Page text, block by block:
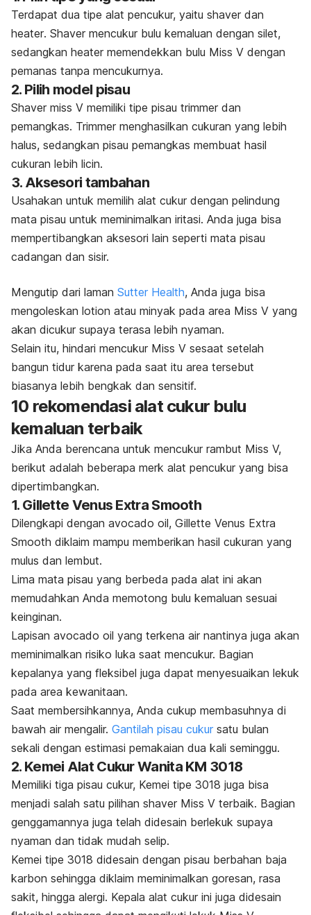
Terdapat dua tipe alat pencukur, yaitu shaver dan
heater. Shaver mencukur bulu kemaluan dengan silet,
sedangkan heater memendekkan bulu Miss V dengan
pemanas tanpa mencukurnya.
2. Pilih model pisau
Shaver miss V memiliki tipe pisau trimmer dan
pemangkas. Trimmer menghasilkan cukuran yang lebih
halus, sedangkan pisau pemangkas membuat hasil
cukuran lebih licin.
3. Aksesori tambahan
Usahakan untuk memilih alat cukur dengan pelindung
mata pisau untuk meminimalkan iritasi. Anda juga bisa
mempertibangkan aksesori lain seperti mata pisau
cadangan dan sisir.
Mengutip dari laman Sutter Health, Anda juga bisa
mengoleskan lotion atau minyak pada area Miss V yang
akan dicukur supaya terasa lebih nyaman.
Selain itu, hindari mencukur Miss V sesaat setelah
bangun tidur karena pada saat itu area tersebut
biasanya lebih bengkak dan sensitif.
10 rekomendasi alat cukur bulu
kemaluan terbaik
Jika Anda berencana untuk mencukur rambut Miss V,
berikut adalah beberapa merk alat pencukur yang bisa
dipertimbangkan.
1. Gillette Venus Extra Smooth
Dilengkapi dengan avocado oil, Gillette Venus Extra
Smooth diklaim mampu memberikan hasil cukuran yang
mulus dan lembut.
Lima mata pisau yang berbeda pada alat ini akan
memudahkan Anda memotong bulu kemaluan sesuai
keinginan.
Lapisan avocado oil yang terkena air nantinya juga akan
meminimalkan risiko luka saat mencukur. Bagian
kepalanya yang fleksibel juga dapat menyesuaikan lekuk
pada area kewanitaan.
Saat membersihkannya, Anda cukup membasuhnya di
bawah air mengalir. Gantilah pisau cukur satu bulan
sekali dengan estimasi pemakaian dua kali seminggu.
2. Kemei Alat Cukur Wanita KM 3018
Memiliki tiga pisau cukur, Kemei tipe 3018 juga bisa
menjadi salah satu pilihan shaver Miss V terbaik. Bagian
genggamannya juga telah didesain berlekuk supaya
nyaman dan tidak mudah selip.
Kemei tipe 3018 didesain dengan pisau berbahan baja
karbon sehingga diklaim meminimalkan goresan, rasa
sakit, hingga alergi. Kepala alat cukur ini juga didesain